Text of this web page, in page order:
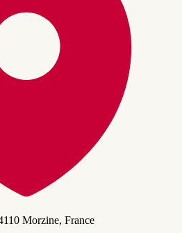
Morzine, France